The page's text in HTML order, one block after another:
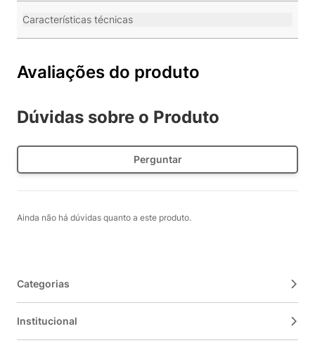
Características técnicas
Avaliações do produto
Dúvidas sobre o Produto
Perguntar
Ainda não há dúvidas quanto a este produto.
Categorias
Institucional